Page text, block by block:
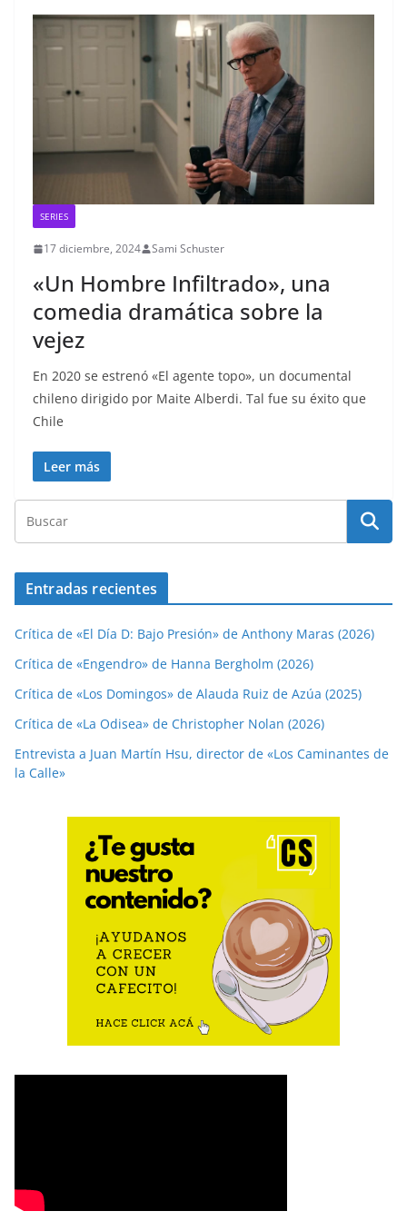
SERIES
17 diciembre, 2024 Sami Schuster
«Un Hombre Infiltrado», una
comedia dramática sobre la
vejez
En 2020 se estrenó «El agente topo», un documental
chileno dirigido por Maite Alberdi. Tal fue su éxito que
Chile
Leer más
Entradas recientes
Crítica de «El Día D: Bajo Presión» de Anthony Maras (2026)
Crítica de «Engendro» de Hanna Bergholm (2026)
Crítica de «Los Domingos» de Alauda Ruiz de Azúa (2025)
Crítica de «La Odisea» de Christopher Nolan (2026)
Entrevista a Juan Martín Hsu, director de «Los Caminantes de
la Calle»